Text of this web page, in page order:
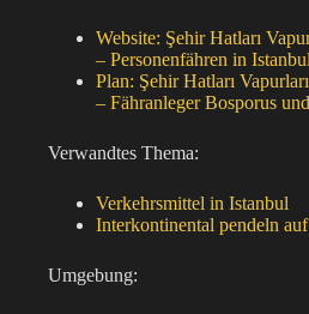
Website: Şehir Hatları
– Personenfähren in Istanbul
Plan: Şehir Hatları Vapurları
– Fähranleger Bosporus
Verwandtes Thema:
Verkehrsmittel in Istanbul
Interkontinental pendeln
Umgebung: